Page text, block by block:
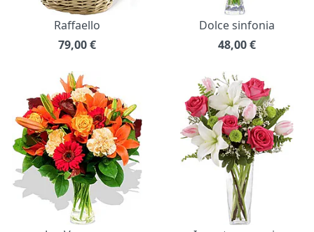
Raffaello
79,00€
Dolce sinfonia
48,00€